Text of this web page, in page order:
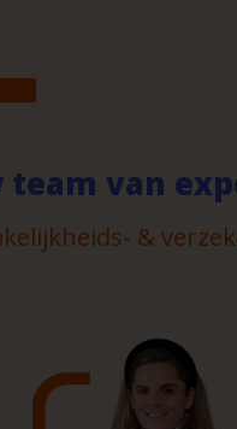
team van
&